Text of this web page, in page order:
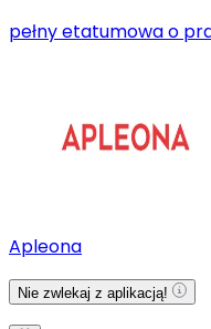
pełny etatumowa o
Apleona
Nie zwlekaj z aplikacją!